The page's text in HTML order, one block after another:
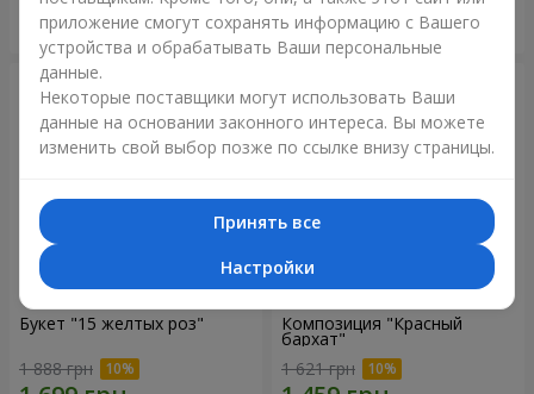
Заказать Заказать
Букет "15 желтых роз"
1 888 грн
Композиция "Красный
бархат"
1 621 грн
приложение смогут сохранять информацию с Вашего
устройства и обрабатывать Ваши персональные
данные.
Некоторые поставщики могут использовать Ваши
данные на основании законного интереса. Вы можете
изменить свой выбор позже по ссылке внизу страницы.
Принять все
Настройки